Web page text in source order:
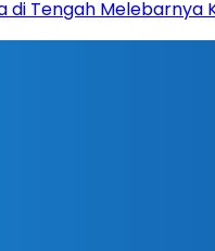
Tengah Melebarnya